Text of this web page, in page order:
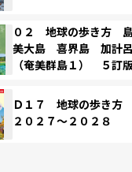
０２ 地球の歩き方
美大島 喜界島 加計
（奄美群島１） ５訂版
Ｄ１７ 地球の歩き
２０２７～２０２８